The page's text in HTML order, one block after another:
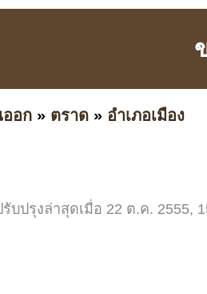
อก » ตราด » อำเภอเมือง
ปรุงล่าสุดเมื่อ 22 ต.ค. 2555,